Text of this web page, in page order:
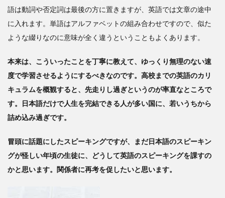
語は動詞や否定詞は最後の方に置きますが、英語では文章の途中
に入れます。単語はアルファベットの組み合わせですので、似た
ような綴りなのに意味が全く違うということもよくあります。
本来は、こういったことを丁寧に教えて、ゆっくり無理のない速
度で学習させるようにするべきなのです。高校までの英語のカリ
キュラムを概観すると、先走りし過ぎというのが率直なところで
す。日本語だけで人生を完結できる人が多い国に、若いうちから
詰め込み過ぎです。
冒頭に話題にしたスピーキングですが、まだ日本語のスピーキン
グが怪しい年頃の生徒に、どうして英語のスピーキングを課すの
かと思います。関係者に再考を促したいと思います。